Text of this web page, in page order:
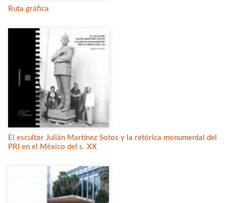
Ruta gráfica
El escultor Julián Martínez Sotos y la retórica monumental del
PRI en el México del s. XX